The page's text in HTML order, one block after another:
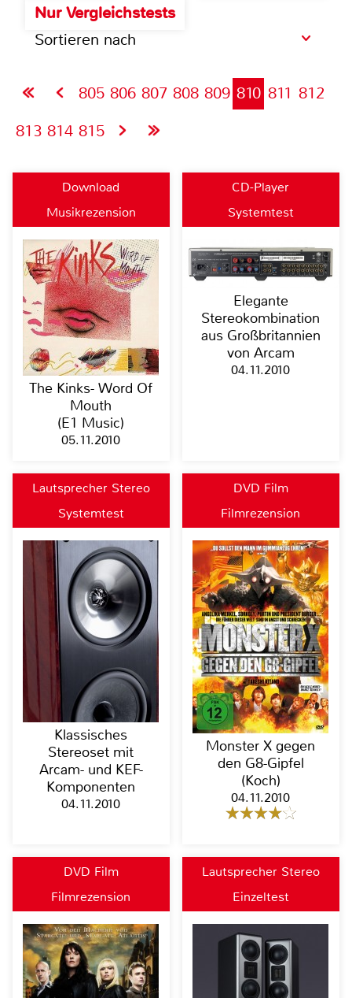
Nur Vergleichstests
Sortieren nach
805 806 807 808 809 810 811 812
813 814 815
Download
Musikrezension
The Kinks- Word Of
Mouth
(E1 Music)
05.11.2010
CD-Player
Systemtest
Elegante
Stereokombination
aus Großbritannien
von Arcam
04.11.2010
Lautsprecher Stereo
Systemtest
Klassisches
Stereoset mit
Arcam- und KEF-
Komponenten
04.11.2010
DVD Film
Filmrezension
Monster X gegen
den G8-Gipfel
(Koch)
04.11.2010
DVD Film
Filmrezension
Lautsprecher Stereo
Einzeltest